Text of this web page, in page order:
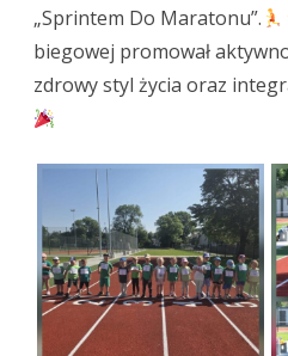
„Sprintem Do Maratonu”.
biegowej promował
zdrowy styl życia oraz